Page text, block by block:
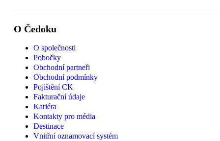
O Čedoku
O společnosti
Pobočky
Obchodní partneři
Obchodní podmínky
Pojištění CK
Fakturační údaje
Kariéra
Kontakty pro média
Destinace
Vnitřní oznamovací systém